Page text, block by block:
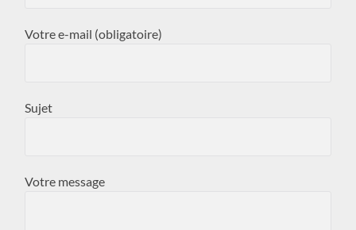
Votre e-mail (obligatoire)
Sujet
Votre message